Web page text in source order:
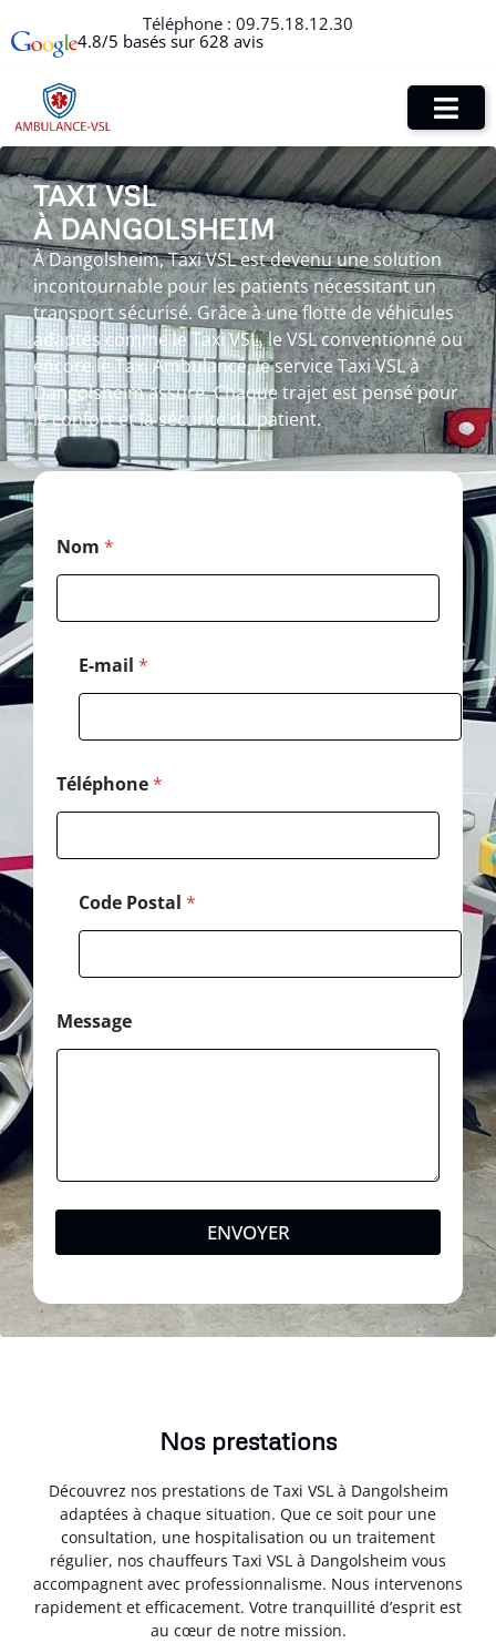
Téléphone : 09.75.18.12.30
4.8/5 basés sur 628 avis
TAXI VSL
À DANGOLSHEIM
À Dangolsheim, Taxi VSL est devenu une solution
incontournable pour les patients nécessitant un
transport sécurisé. Grâce à une flotte de véhicules
adaptés comme le Taxi VSL, le VSL conventionné ou
encore le Taxi Ambulance, le service Taxi VSL à
Dangolsheim assure. Chaque trajet est pensé pour
le confort et la sécurité du patient.
Nom *
E-mail *
Téléphone*
T
é
p
h
o
n
e
*
e
Code Postal *
Message
ENVOYER
Nos prestations
Découvrez nos prestations de Taxi VSL à Dangolsheim
adaptées à chaque situation. Que ce soit pour une
consultation, une hospitalisation ou un traitement
régulier, nos chauffeurs Taxi VSL à Dangolsheim vous
accompagnent avec professionnalisme. Nous intervenons
rapidement et efficacement. Votre tranquillité d’esprit est
au cœur de notre mission.